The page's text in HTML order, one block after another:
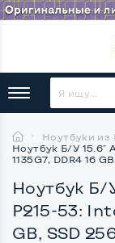
Ноутбуки из
Ноутбук Б/У 15.6"
1135G7, DDR4 16
Ноутбук Б/
P215-53:
GB, SSD